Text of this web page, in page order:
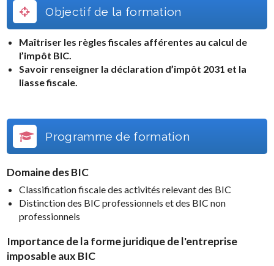
Objectif de la formation
Maîtriser les règles fiscales afférentes au calcul de
l’impôt BIC.
Savoir renseigner la déclaration d’impôt 2031 et la
liasse fiscale.
Programme de formation
Domaine des BIC
Classification fiscale des activités relevant des BIC
Distinction des BIC professionnels et des BIC non
professionnels
Importance de la forme juridique de l'entreprise
imposable aux BIC